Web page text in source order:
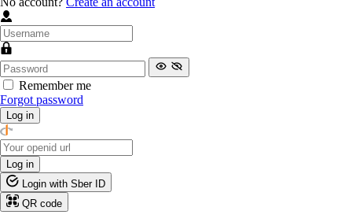
Remember me
Forgot password
Log in
Log in
Login with Sber ID
QR code